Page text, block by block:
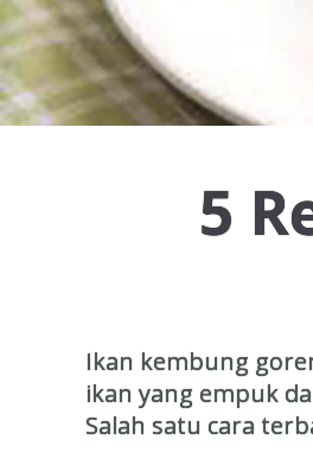
5
Ikan kembung
ikan yang empuk
Salah satu cara